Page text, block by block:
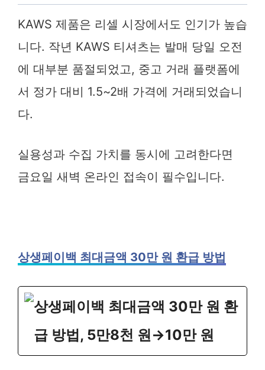
KAWS 제품은 리셀 시장에서도 인기가 높습
니다. 작년 KAWS 티셔츠는 발매 당일 오전
에 대부분 품절되었고, 중고 거래 플랫폼에
서 정가 대비 1.5~2배 가격에 거래되었습니
다.
실용성과 수집 가치를 동시에 고려한다면
금요일 새벽 온라인 접속이 필수입니다.
상생페이백 최대금액 30만 원 환급 방법
상생페이백 최대금액 30만 원 환
급 방법, 5만8천 원→10만 원